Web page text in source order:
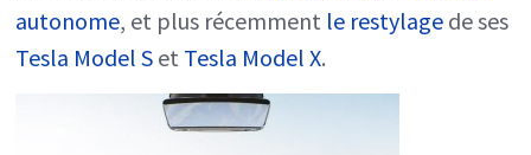
autonome, et plus récemment le restylage de ses
Tesla Model S et Tesla Model X.